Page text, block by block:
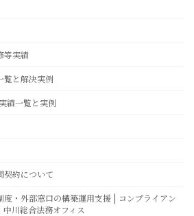
等実績
覧と解決実例
績一覧と実例
契約について
度・外部窓口の構築運用支援 | コンプライアン
川総合法務オフィス